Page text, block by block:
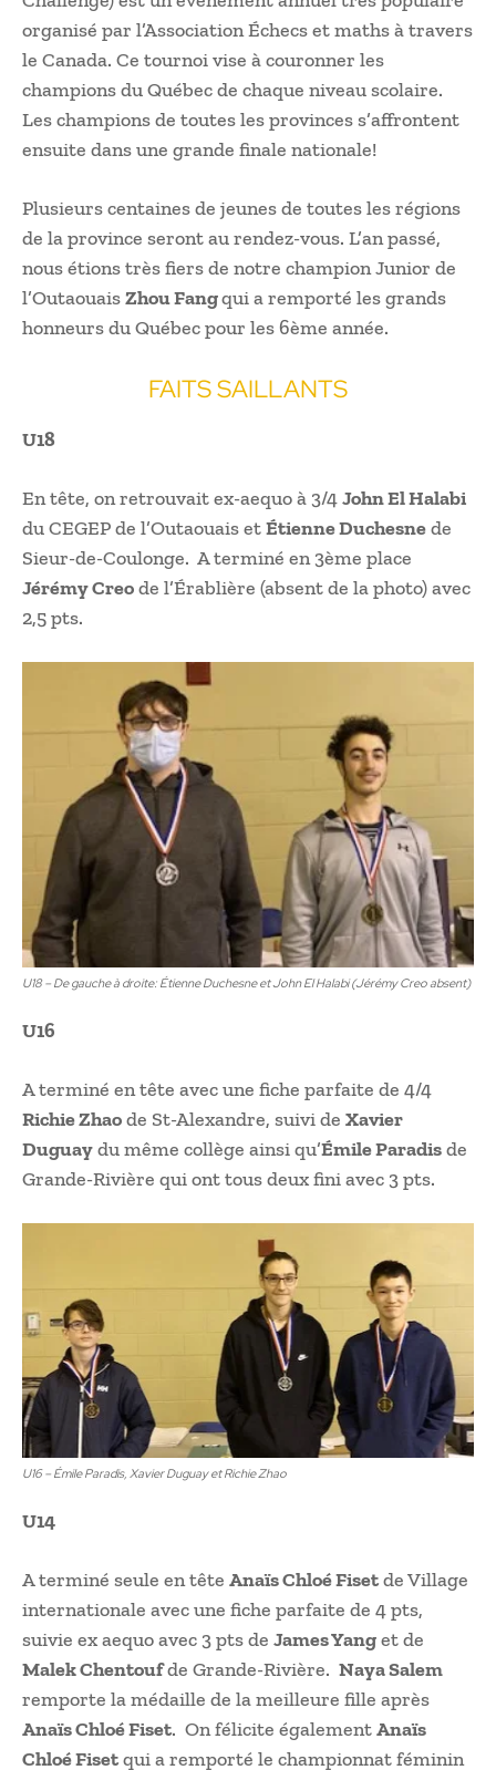
organisé par l’Association Échecs et maths à travers
le Canada. Ce tournoi vise à couronner les
champions du Québec de chaque niveau scolaire.
Les champions de toutes les provinces s’affrontent
ensuite dans une grande finale nationale!
Plusieurs centaines de jeunes de toutes les régions
de la province seront au rendez-vous. L’an passé,
nous étions très fiers de notre champion Junior de
l’OutaouaisZhou Fangqui a remporté les grands
honneurs du Québec pour les 6ème année.
FAITS SAILLANTS
U18
En tête, on retrouvait ex-aequo à 3/4John El Halabi
du CEGEP de l’Outaouais etÉtienne Duchesnede
Sieur-de-Coulonge. A terminé en 3ème place
Jérémy Creode l’Érablière (absent de la photo) avec
2,5 pts.
U18 – De gauche à droite: Étienne Duchesne et John El Halabi (Jérémy Creo absent)
U16
A terminé en tête avec une fiche parfaite de 4/4
Richie Zhaode St-Alexandre, suivi de Xavier
Duguaydu même collège ainsi qu’Émile Paradisde
Grande-Rivière qui ont tous deux fini avec 3 pts.
U16 – Émile Paradis, Xavier Duguay et Richie Zhao
U14
A terminé seule en tête Anaïs Chloé Fisetde Village
internationale avec une fiche parfaite de 4 pts,
suivie ex aequo avec 3 pts de James Yanget de
Malek Chentoufde Grande-Rivière. Naya Salem
remporte la médaille de la meilleure fille après
Anaïs Chloé Fiset. On félicite égalementAnaïs
Chloé Fisetqui a remporté le championnat féminin